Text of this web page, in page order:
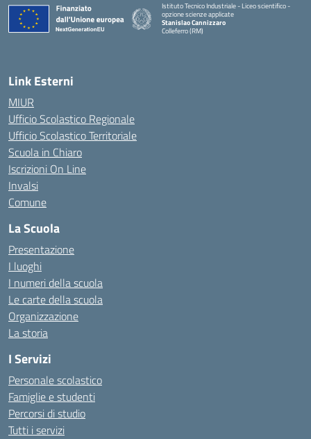
Istituto Tecnico Industriale - Liceo scientifico -
opzione scienze applicate
Stanislao Cannizzaro
Colleferro (RM)
Link Esterni
MIUR
Ufficio Scolastico Regionale
Ufficio Scolastico Territoriale
Scuola in Chiaro
Iscrizioni On Line
Invalsi
Comune
La Scuola
Presentazione
I luoghi
I numeri della scuola
Le carte della scuola
Organizzazione
La storia
I Servizi
Personale scolastico
Famiglie e studenti
Percorsi di studio
Tutti i servizi